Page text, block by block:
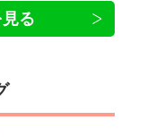
る